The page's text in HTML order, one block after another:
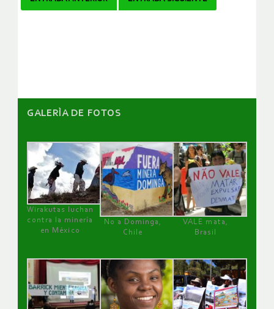
GALERÌA DE FOTOS
Wirakutas luchan
contra la minería
en México
No a Dominga,
Chile
VALE mata,
Brasil